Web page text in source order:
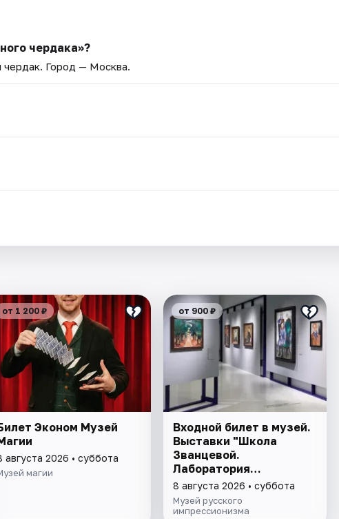
чердака»?
чердак. Город — Москва.
от 1 200 ₽
Эконом Музей
августа 2026 • суббота
магии
от 900 ₽
Входной билет в музей.
Выставки "Школа
Званцевой.
Лаборатория
модернизма" и
"Хрупкие причуды: от
кондитерской к музею"
8 августа 2026 • суббота
Музей русского
импрессионизма